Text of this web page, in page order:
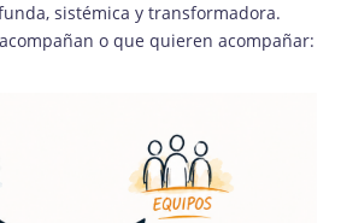
sistémica y transformadora.
o que quieren acompañar: